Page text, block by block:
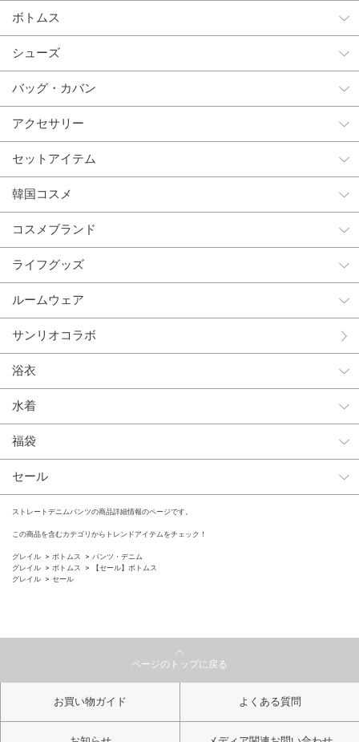
ボトムス
シューズ
バッグ・カバン
アクセサリー
セットアイテム
韓国コスメ
コスメブランド
ライフグッズ
ルームウェア
サンリオコラボ
浴衣
水着
福袋
セール
ストレートデニムパンツの商品詳細情報のページです。
この商品を含むカテゴリからトレンドアイテムをチェック！
グレイル ボトムス
パンツ・デニム
グレイル
ボトムス
【セール】ボトムス
グレイル
セール
ページのトップに戻る
お買い物ガイド よくある質問